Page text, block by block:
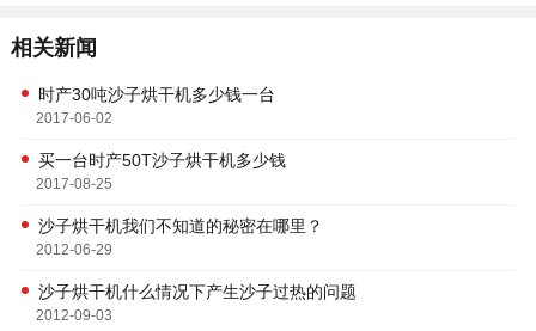
相关新闻
时产30吨沙子烘干机多少钱一台
2017-06-02
买一台时产50T沙子烘干机多少钱
2017-08-25
沙子烘干机我们不知道的秘密在哪里？
2012-06-29
沙子烘干机什么情况下产生沙子过热的问题
2012-09-03